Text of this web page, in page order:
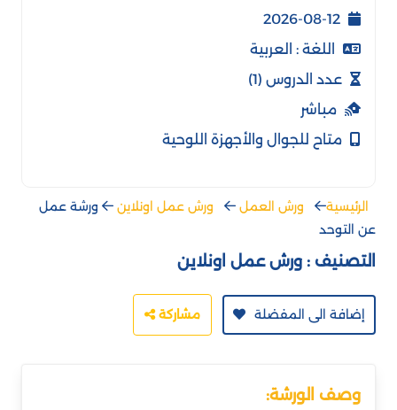
الرئيسية ورش العمل ورش عمل اونلاين
ورشة عمل
عن التوحد
التصنيف : ورش عمل اونلاين
إضافة الى المفضلة مشاركة
وصف الورشة:
اللغة : العربية
عدد الدروس (1)
مباشر
متاح للجوال والأجهزة اللوحية